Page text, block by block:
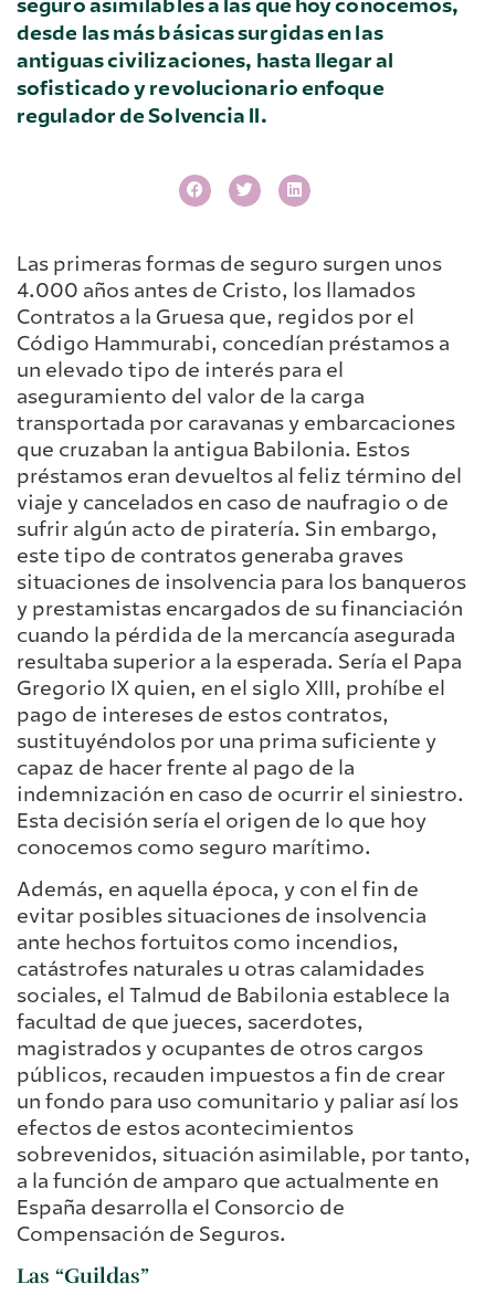
seguro asimilables a las que hoy conocemos,
desde las más básicas surgidas en las
antiguas civilizaciones, hasta llegar al
sofisticado y revolucionario enfoque
regulador de Solvencia II.
Las primeras formas de seguro surgen unos
4.000 años antes de Cristo, los llamados
Contratos a la Gruesa que, regidos por el
Código Hammurabi, concedían préstamos a
un elevado tipo de interés para el
aseguramiento del valor de la carga
transportada por caravanas y embarcaciones
que cruzaban la antigua Babilonia. Estos
préstamos eran devueltos al feliz término del
viaje y cancelados en caso de naufragio o de
sufrir algún acto de piratería. Sin embargo,
este tipo de contratos generaba graves
situaciones de insolvencia para los banqueros
y prestamistas encargados de su financiación
cuando la pérdida de la mercancía asegurada
resultaba superior a la esperada. Sería el Papa
Gregorio IX quien, en el siglo XIII, prohíbe el
pago de intereses de estos contratos,
sustituyéndolos por una prima suficiente y
capaz de hacer frente al pago de la
indemnización en caso de ocurrir el siniestro.
Esta decisión sería el origen de lo que hoy
conocemos como seguro marítimo.
Además, en aquella época, y con el fin de
evitar posibles situaciones de insolvencia
ante hechos fortuitos como incendios,
catástrofes naturales u otras calamidades
sociales, el Talmud de Babilonia establece la
facultad de que jueces, sacerdotes,
magistrados y ocupantes de otros cargos
públicos, recauden impuestos a fin de crear
un fondo para uso comunitario y paliar así los
efectos de estos acontecimientos
sobrevenidos, situación asimilable, por tanto,
a la función de amparo que actualmente en
España desarrolla el Consorcio de
Compensación de Seguros.
Las “Guildas”